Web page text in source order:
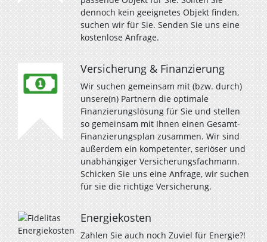
dennoch kein geeignetes Objekt finden,
suchen wir für Sie. Senden Sie uns eine
kostenlose Anfrage.
Versicherung & Finanzierung
Wir suchen gemeinsam mit (bzw. durch)
unsere(n) Partnern die optimale
Finanzierungslösung für Sie und stellen
so gemeinsam mit Ihnen einen Gesamt-
Finanzierungsplan zusammen. Wir sind
außerdem ein kompetenter, seriöser und
unabhängiger Versicherungsfachmann.
Schicken Sie uns eine Anfrage, wir suchen
für sie die richtige Versicherung.
Energiekosten
Zahlen Sie auch noch Zuviel für Energie?!